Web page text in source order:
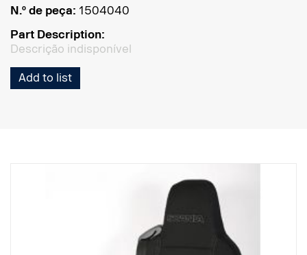
N.º de peça: 1504040
Part Description:
Descrição indisponível
Add to list